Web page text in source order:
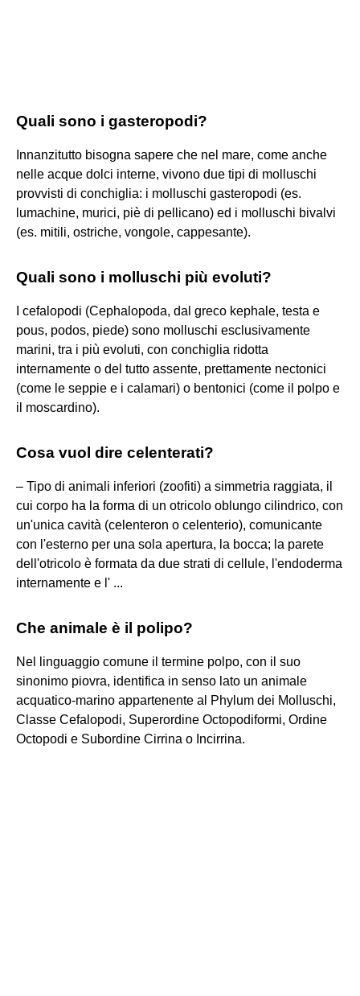
Quali sono i gasteropodi?
Innanzitutto bisogna sapere che nel mare, come anche
nelle acque dolci interne, vivono due tipi di molluschi
provvisti di conchiglia: i molluschi gasteropodi (es.
lumachine, murici, piè di pellicano) ed i molluschi bivalvi
(es. mitili, ostriche, vongole, cappesante).
Quali sono i molluschi più evoluti?
I cefalopodi (Cephalopoda, dal greco kephale, testa e
pous, podos, piede) sono molluschi esclusivamente
marini, tra i più evoluti, con conchiglia ridotta
internamente o del tutto assente, prettamente nectonici
(come le seppie e i calamari) o bentonici (come il polpo e
il moscardino).
Cosa vuol dire celenterati?
– Tipo di animali inferiori (zoofiti) a simmetria raggiata, il
cui corpo ha la forma di un otricolo oblungo cilindrico, con
un'unica cavità (celenteron o celenterio), comunicante
con l'esterno per una sola apertura, la bocca; la parete
dell'otricolo è formata da due strati di cellule, l'endoderma
internamente e l' ...
Che animale è il polipo?
Nel linguaggio comune il termine polpo, con il suo
sinonimo piovra, identifica in senso lato un animale
acquatico-marino appartenente al Phylum dei Molluschi,
Classe Cefalopodi, Superordine Octopodiformi, Ordine
Octopodi e Subordine Cirrina o Incirrina.